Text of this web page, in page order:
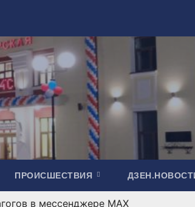
ПРОИСШЕСТВИЯ
в мессенджере МАХ